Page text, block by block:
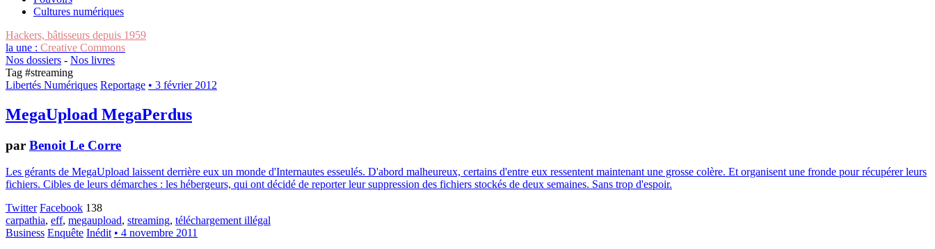
Cultures numériques
Hackers, bâtisseurs depuis 1959
la une : Creative Commons
Nos dossiers - Nos livres
Tag #streaming
Libertés Numériques Reportage • 3 février 2012
MegaUpload MegaPerdus
par Benoit Le Corre
Les gérants de MegaUpload laissent derrière eux un monde d'Internautes esseulés. D'abord malheureux, certains d'entre eux ressentent maintenant une grosse colère. Et organisent une fronde pour récupérer leurs
fichiers. Cibles de leurs démarches : les hébergeurs, qui ont décidé de reporter leur suppression des fichiers stockés de deux semaines. Sans trop d'espoir.
Twitter Facebook 138
carpathia, eff, megaupload, streaming, téléchargement illégal
Business Enquête Inédit • 4 novembre 2011